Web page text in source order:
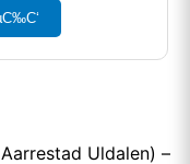
Uldalen) –